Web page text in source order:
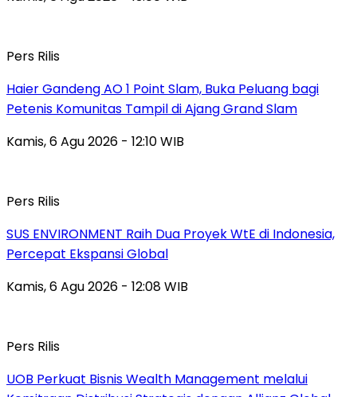
Pers Rilis
Haier Gandeng AO 1 Point Slam, Buka Peluang bagi
Petenis Komunitas Tampil di Ajang Grand Slam
Kamis, 6 Agu 2026 - 12:10 WIB
Pers Rilis
SUS ENVIRONMENT Raih Dua Proyek WtE di Indonesia,
Percepat Ekspansi Global
Kamis, 6 Agu 2026 - 12:08 WIB
Pers Rilis
UOB Perkuat Bisnis Wealth Management melalui